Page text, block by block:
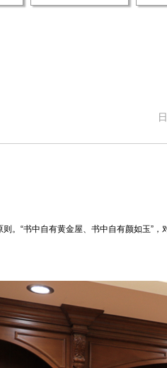
则。“书中自有黄金屋、书中自有颜如玉